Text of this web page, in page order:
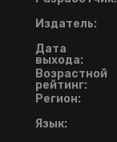
Издатель:
Дата
выхода:
Возрастной
рейтинг:
Регион:
Язык: